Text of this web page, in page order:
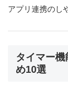
アプリ連携のし
タイマー
め10選